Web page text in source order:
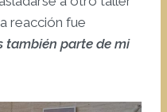
reacción fue
también parte de mi